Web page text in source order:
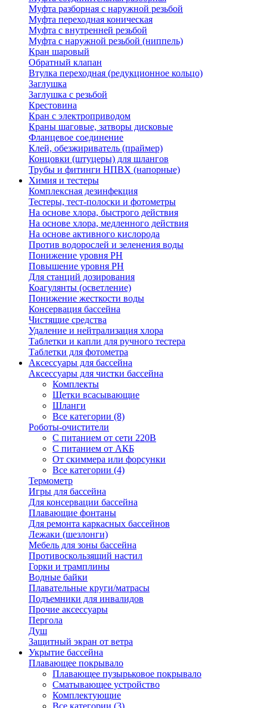
Муфта разборная с наружной резьбой
Муфта переходная коническая
Муфта с внутренней резьбой
Муфта с наружной резьбой (ниппель)
Кран шаровый
Обратный клапан
Втулка переходная (редукционное кольцо)
Заглушка
Заглушка с резьбой
Крестовина
Кран с электроприводом
Краны шаговые, затворы дисковые
Фланцевое соединение
Клей, обезжириватель (праймер)
Концовки (штуцеры) для шлангов
Трубы и фитинги НПВХ (напорные)
Химия и тестеры
Комплексная дезинфекция
Тестеры, тест-полоски и фотометры
На основе хлора, быстрого действия
На основе хлора, медленного действия
На основе активного кислорода
Против водорослей и зеленения воды
Понижение уровня РН
Повышение уровня РН
Для станций дозирования
Коагулянты (осветление)
Понижение жесткости воды
Консервация бассейна
Чистящие средства
Удаление и нейтрализация хлора
Таблетки и капли для ручного тестера
Таблетки для фотометра
Аксессуары для бассейна
Аксессуары для чистки бассейна
Комплекты
Щетки всасывающие
Шланги
Все категории (8)
Роботы-очистители
С питанием от сети 220В
С питанием от АКБ
От скиммера или форсунки
Все категории (4)
Термометр
Игры для бассейна
Для консервации бассейна
Плавающие фонтаны
Для ремонта каркасных бассейнов
Лежаки (шезлонги)
Мебель для зоны бассейна
Противоскользящий настил
Горки и трамплины
Водные байки
Плавательные круги/матрасы
Подъемники для инвалидов
Прочие аксессуары
Пергола
Душ
Защитный экран от ветра
Укрытие бассейна
Плавающее покрывало
Плавающее пузырьковое покрывало
Сматывающее устройство
Комплектующие
Все категории (3)